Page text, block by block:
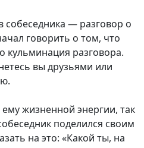
собеседника — разговор о
говорить о том, что
кульминация разговора.
вы друзьями или
жизненной энергии, так
поделился своим
на это: «Какой ты, на